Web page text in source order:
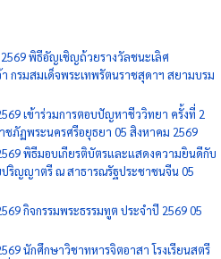
พิธีอัญเชิญถ้วยรางวัลชนะเลิศ
กรมสมเด็จพระเทพรัตนราชสุดาฯ สยามบรม
เข้าร่วมการตอบปัญหาชีววิทยา ครั้งที่ 2
ชภัฏพระนครศรีอยุธยา 05 สิงหาคม 2569
พิธีมอบเกียรติบัตรและแสดงความยินดีกับ
ปริญญาตรี ณ สาธารณรัฐประชาชนจีน05
กิจกรรมพระธรรมทูต ประจำปี 256905
นักศึกษาวิชาทหารจิตอาสา โรงเรียนสตรี